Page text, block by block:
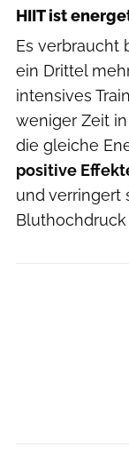
HIIT ist
Es verbraucht
ein Drittel
intensives
weniger Zeit
die gleiche
positive
und verringert